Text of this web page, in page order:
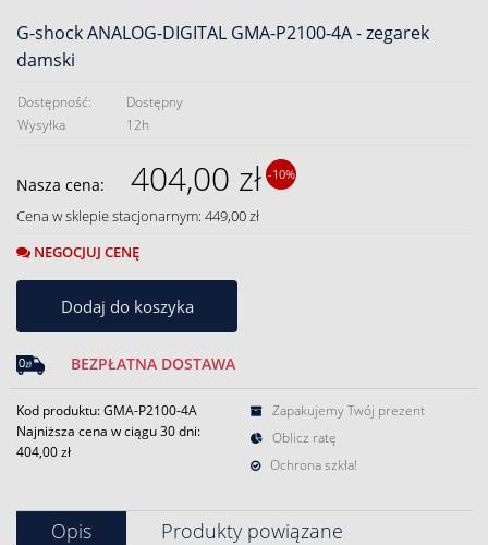
G-shock ANALOG-DIGITAL GMA-P2100-4A - zegarek
damski
Dostępność:
Dostępny
Wysyłka
12h
Nasza cena: 404,00 zł -10%
Cena w sklepie stacjonarnym: 449,00 zł
NEGOCJUJ CENĘ
Dodaj do koszyka
BEZPŁATNA DOSTAWA
Kod produktu: GMA-P2100-4A
Najniższa cena w ciągu 30 dni:
404,00 zł
Zapakujemy Twój prezent
Oblicz ratę
Ochrona szkła!
Opis
Produkty powiązane